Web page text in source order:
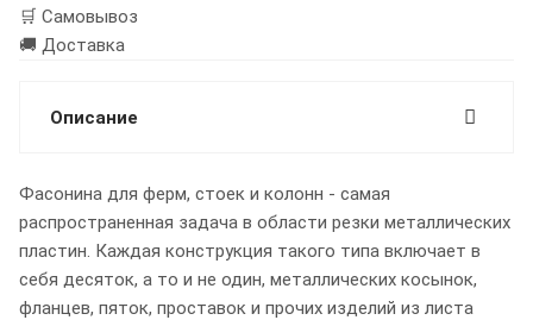
🛒 Самовывоз
🚚 Доставка
Описание
Фасонина для ферм, стоек и колонн - самая
распространенная задача в области резки металлических
пластин. Каждая конструкция такого типа включает в
себя десяток, а то и не один, металлических косынок,
фланцев, пяток, проставок и прочих изделий из листа